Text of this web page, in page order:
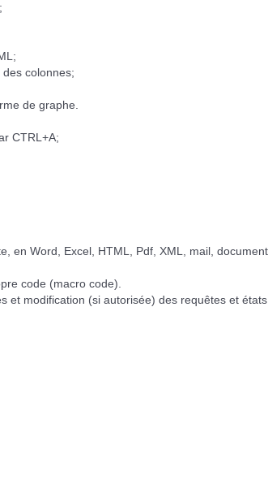
colonnes;
de graphe.
CTRL+A;
en Word, Excel, HTML, Pdf, XML, mail,
code (macro code).
et modification (si autorisée) des requêtes et états